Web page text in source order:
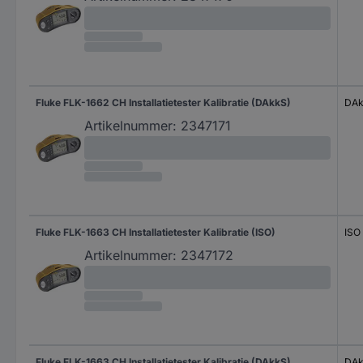
Fluke FLK-1662 CH Installatietester Kalibratie (DAkkS)
Artikelnummer: 2347171
Fluke FLK-1663 CH Installatietester Kalibratie (ISO)
Artikelnummer: 2347172
ISO